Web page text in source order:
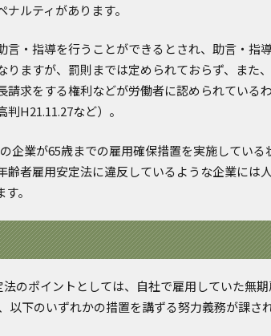
ルティがあります。
・指導を行うことができるとされ、助言・指
ますが、罰則までは定められておらず、また
求をする権利などが労働者に認められている
H21.11.27など）。
企業が65歳までの雇用確保措置を実施している
者雇用安定法に違反しているような企業には
。
のポイントとしては、自社で雇用していた無
下のいずれかの措置を講ずる努力義務が課さ